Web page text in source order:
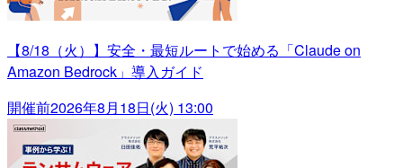
【8/18（火）】安全・最短ルートで始める「Claude on
Amazon Bedrock」導入ガイド
開催前2026年8月18日(火) 13:00